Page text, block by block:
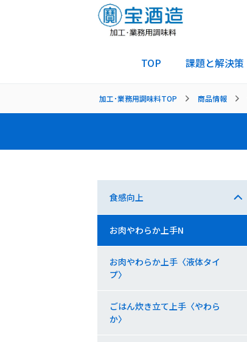
TOP 課題と解決策
加工･業務用調味料TOP 商品情報
食感向上
お肉やわらか上手N
お肉やわらか上手〈液体タイ
プ〉
ごはん炊き立て上手〈やわら
か〉